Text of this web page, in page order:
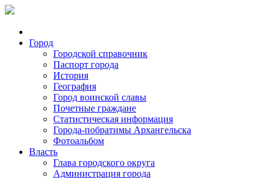
Город
Городской справочник
Паспорт города
История
География
Город воинской славы
Почетные граждане
Статистическая информация
Города-побратимы Архангельска
Фотоальбом
Власть
Глава городского округа
Администрация города